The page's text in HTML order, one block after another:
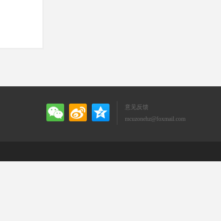
意见反馈
mcuzonehz@foxmail.com